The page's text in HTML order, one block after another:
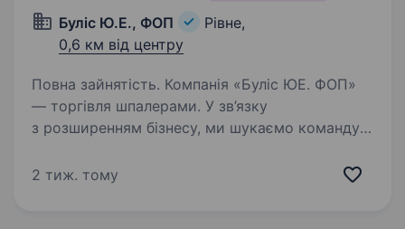
Буліс Ю.Е., ФОП
Рівне,
0,6 км від центру
Повна зайнятість. Компанія «Буліс ЮЕ. ФОП»
— торгівля шпалерами. У зв’язку
з розширенням бізнесу, ми шукаємо команду
складу. Що ви робитимете: комплектування
2 тиж. тому